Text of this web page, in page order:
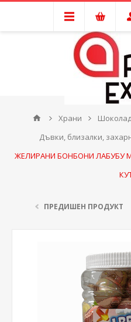
Храни
Дъвки, близалки,
ЖЕЛИРАНИ БОНБОНИ ЛАБУБУ
ПРЕДИШЕН ПРОДУКТ